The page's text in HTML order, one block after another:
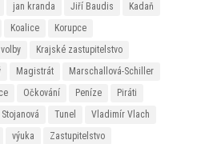
jan kranda Jiří Baudis
Kadaň
Koalice
Korupce
Krajské zastupitelstvo
Magistrát
Marschallová-Schiller
Očkování Peníze
Piráti
Stojanová Tunel
Vladimír Vlach
výuka
Zastupitelstvo